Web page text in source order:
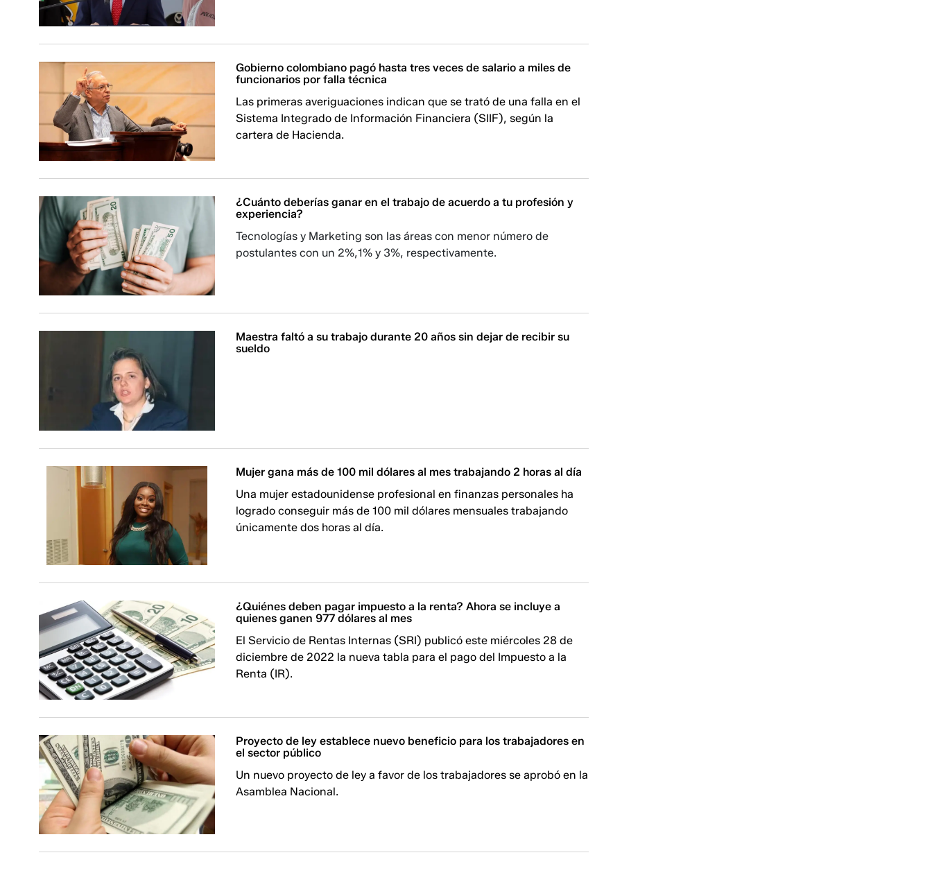
Gobierno colombiano pagó hasta tres veces de salario a miles de
funcionarios por falla técnica
Las primeras averiguaciones indican que se trató de una falla en el
Sistema Integrado de Información Financiera (SIIF), según la
cartera de Hacienda.
¿Cuánto deberías ganar en el trabajo de acuerdo a tu profesión y
experiencia?
Tecnologías y Marketing son las áreas con menor número de
postulantes con un 2%,1% y 3%, respectivamente.
Maestra faltó a su trabajo durante 20 años sin dejar de recibir su
sueldo
Mujer gana más de 100 mil dólares al mes trabajando 2 horas al día
Una mujer estadounidense profesional en finanzas personales ha
logrado conseguir más de 100 mil dólares mensuales trabajando
únicamente dos horas al día.
¿Quiénes deben pagar impuesto a la renta? Ahora se incluye a
quienes ganen 977 dólares al mes
El Servicio de Rentas Internas (SRI) publicó este miércoles 28 de
diciembre de 2022 la nueva tabla para el pago del Impuesto a la
Renta (IR).
Proyecto de ley establece nuevo beneficio para los trabajadores en
el sector público
Un nuevo proyecto de ley a favor de los trabajadores se aprobó en la
Asamblea Nacional.